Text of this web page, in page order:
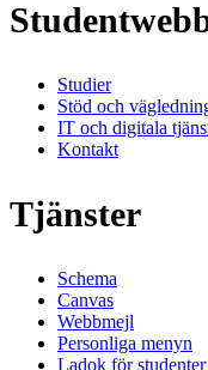
Studier
Stöd och
IT och digitala
Kontakt
Tjänster
Schema
Canvas
Webbmejl
Personliga menyn
Ladok för studenter